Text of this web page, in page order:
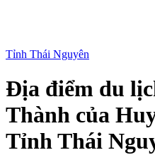
Tỉnh Thái Nguyên
Địa điểm du
Thành của
Tỉnh Thái